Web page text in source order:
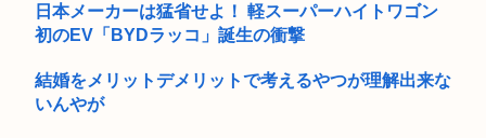
日本メーカーは猛省せよ！ 軽スーパーハイトワゴン
初のEV「BYDラッコ」誕生の衝撃
結婚をメリットデメリットで考えるやつが理解出来な
いんやが